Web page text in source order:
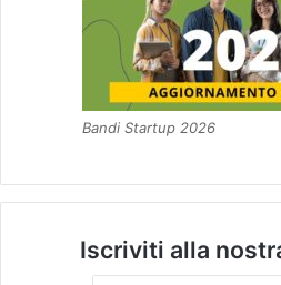
Bandi Startup 2026
Iscriviti alla